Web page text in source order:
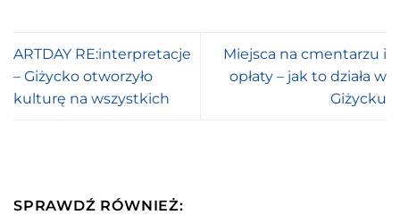
ARTDAY RE:interpretacje
– Giżycko otworzyło
kulturę na wszystkich
Miejsca na cmentarzu i
opłaty – jak to działa w
Giżycku
SPRAWDŹ RÓWNIEŻ: